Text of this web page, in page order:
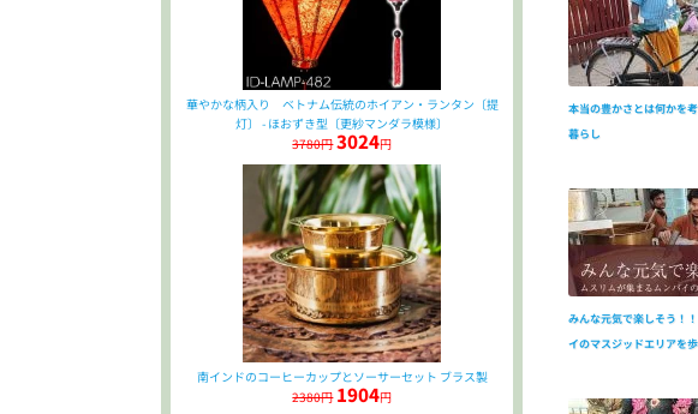
本当の豊かさとは何かを
暮らし
みんな元気で楽しそう！
イのマスジッドエリアを歩
華やかな柄入り ベトナム伝統のホイアン・ランタン〔提
灯〕 - ほおずき型〔更紗マンダラ模様〕
3780円3024円
南インドのコーヒーカップとソーサーセット ブラス製
2380円1904円